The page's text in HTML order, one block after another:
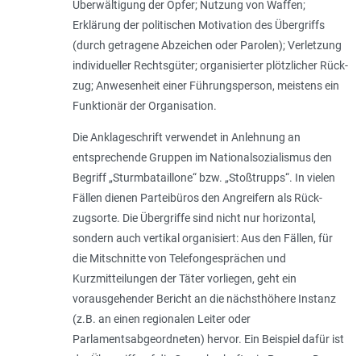
Überwältigung der Opfer; Nutzung von Waffen;
Erklärung der politischen Motivation des Übergriffs
(durch getragene Abzeichen oder Parolen); Verletzung
individueller Rechtsgüter; organisierter plötzlicher Rück­
zug; Anwesenheit einer Führungsperson, meistens ein
Funktionär der Organisation.
Die Anklageschrift verwendet in Anlehnung an
entsprechende Gruppen im Nationalsozialismus den
Begriff „Sturmbataillone“ bzw. „Stoßtrupps“. In vielen
Fällen dienen Parteibüros den Angreifern als Rück­
zugsorte. Die Übergriffe sind nicht nur hori­zontal,
sondern auch vertikal organisiert: Aus den Fällen, für
die Mitschnitte von Tele­fongesprächen und
Kurzmitteilungen der Täter vorliegen, geht ein
vorausgehender Bericht an die nächsthöhere Instanz
(z.B. an einen regionalen Leiter oder
Parlamentsabgeordneten) hervor. Ein Beispiel dafür ist